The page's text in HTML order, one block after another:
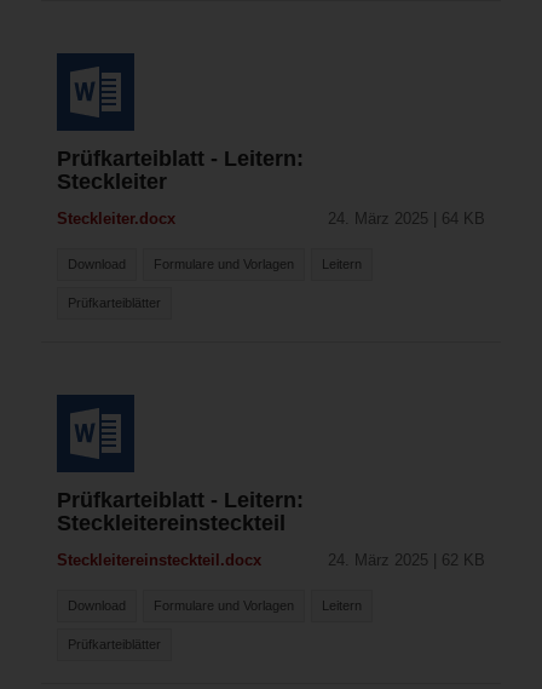
Prüfkarteiblatt - Leitern:
Steckleiter
24. März 2025 | 64 KB
Steckleiter.docx
Download Formulare und Vorlagen Leitern
Prüfkarteiblätter
Prüfkarteiblatt - Leitern:
Steckleitereinsteckteil
24. März 2025 | 62 KB
Steckleitereinsteckteil.docx
Download Formulare und Vorlagen Leitern
Prüfkarteiblätter